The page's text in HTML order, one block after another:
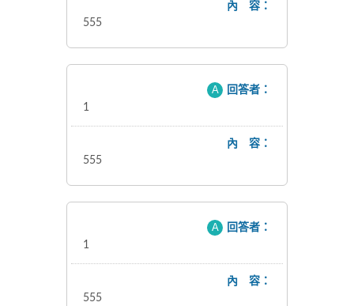
內 容：
555
A
回答者：
1
內 容：
555
A
回答者：
1
內 容：
555